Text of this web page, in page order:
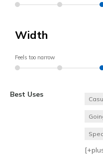
Width
Feels too narrow
Best Uses
[+